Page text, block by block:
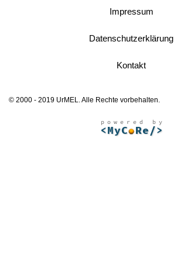
Impressum
Datenschutzerklärung
Kontakt
© 2000 - 2019 UrMEL. Alle Rechte vorbehalten.